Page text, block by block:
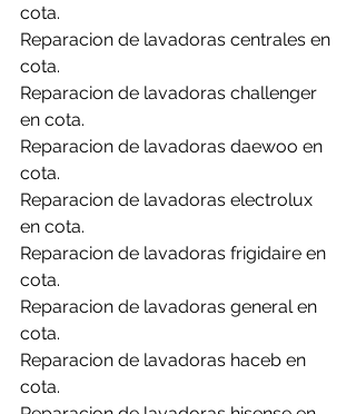
cota.
Reparacion de lavadoras centrales en
cota.
Reparacion de lavadoras challenger
en cota.
Reparacion de lavadoras daewoo en
cota.
Reparacion de lavadoras electrolux
en cota.
Reparacion de lavadoras frigidaire en
cota.
Reparacion de lavadoras general en
cota.
Reparacion de lavadoras haceb en
cota.